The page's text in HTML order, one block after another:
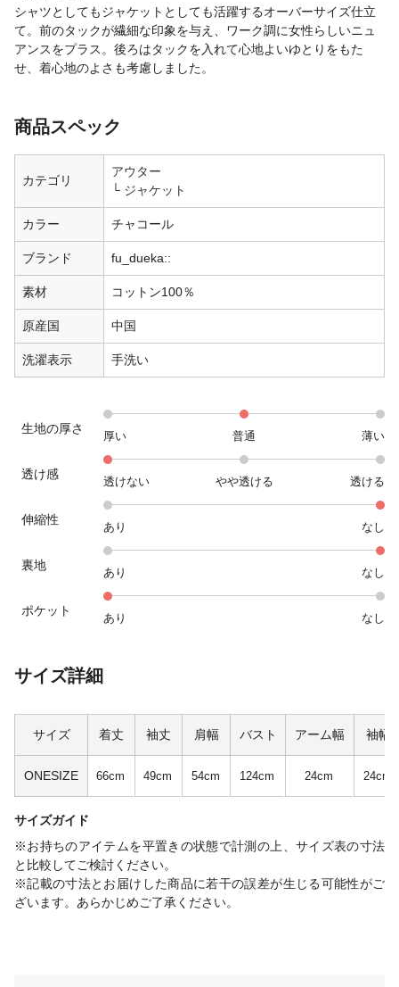
シャツとしてもジャケットとしても活躍するオーバーサイズ仕立
て。前のタックが繊細な印象を与え、ワーク調に女性らしいニュ
アンスをプラス。後ろはタックを入れて心地よいゆとりをもた
せ、着心地のよさも考慮しました。
商品スペック
カテゴリ
アウター
ジャケット
カラー チャコール
ブランド fu_dueka::
素材 コットン100％
原産国 中国
洗濯表示 手洗い
生地の厚さ
厚い 普通 薄い
透け感
透けない やや透ける 透ける
伸縮性
あり なし
裏地
あり なし
ポケット
あり なし
サイズ詳細
サイズ 着丈 袖丈 肩幅 バスト アーム幅 袖幅
ONESIZE 66cm 49cm 54cm 124cm 24cm 24cm
サイズガイド
※お持ちのアイテムを平置きの状態で計測の上、サイズ表の寸法
と比較してご検討ください。
※記載の寸法とお届けした商品に若干の誤差が生じる可能性がご
ざいます。あらかじめご了承ください。